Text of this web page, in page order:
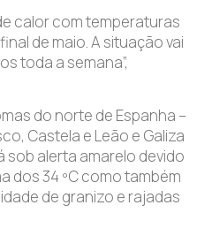
calor com temperaturas
de maio. A situação vai
toda a semana”,
do norte de Espanha –
Castela e Leão e Galiza
sob alerta amarelo devido
dos 34 ºC como também
de granizo e rajadas